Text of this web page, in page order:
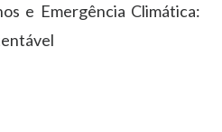
e Emergência Climática: